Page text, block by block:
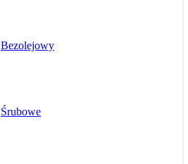
Bezolejowy
Śrubowe